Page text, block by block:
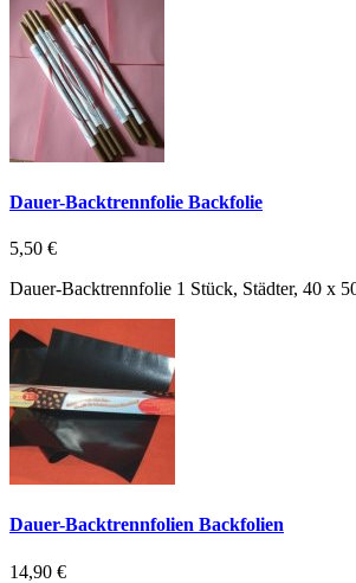
Dauer-Backtrennfolie Backfolie
5,50 €
Dauer-Backtrennfolie 1 Stück, Städter, 40 x
Dauer-Backtrennfolien Backfolien
14,90 €